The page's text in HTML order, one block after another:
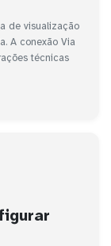
de visualização
A conexão Via
técnicas